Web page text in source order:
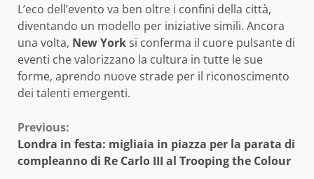
L’eco dell’evento va ben oltre i confini della città,
diventando un modello per iniziative simili. Ancora
una volta, New Yorksi conferma il cuore pulsante di
eventi che valorizzano la cultura in tutte le sue
forme, aprendo nuove strade per il riconoscimento
dei talenti emergenti.
Continue
Reading
Previous:
Londra in festa: migliaia in piazza per la parata di
compleanno di Re Carlo III al Trooping the Colour